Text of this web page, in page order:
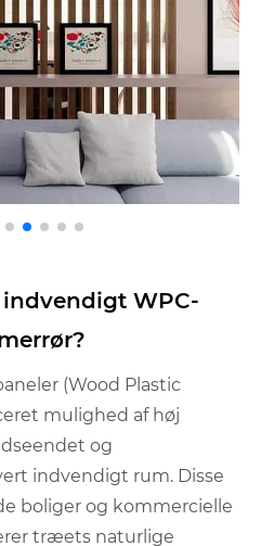
WPC-
(Wood Plastic
mulighed af høj
og
indvendigt rum. Disse
boliger og kommercielle
træets naturlige